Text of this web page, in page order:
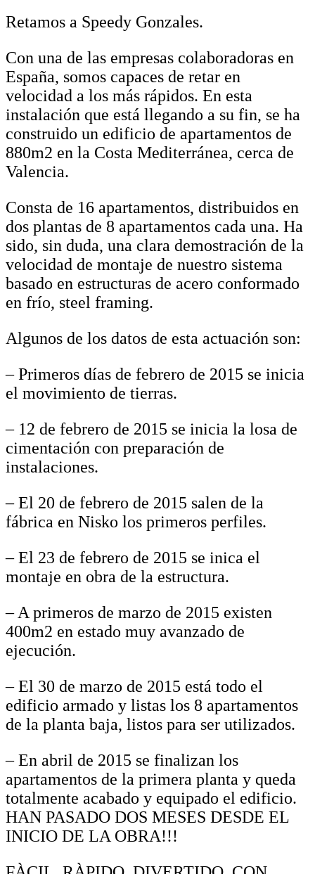
Retamos a Speedy Gonzales.
Con una de las empresas colaboradoras en
España, somos capaces de retar en
velocidad a los más rápidos. En esta
instalación que está llegando a su fin, se ha
construido un edificio de apartamentos de
880m2 en la Costa Mediterránea, cerca de
Valencia.
Consta de 16 apartamentos, distribuidos en
dos plantas de 8 apartamentos cada una. Ha
sido, sin duda, una clara demostración de la
velocidad de montaje de nuestro sistema
basado en estructuras de acero conformado
en frío, steel framing.
Algunos de los datos de esta actuación son:
– Primeros días de febrero de 2015 se inicia
el movimiento de tierras.
– 12 de febrero de 2015 se inicia la losa de
cimentación con preparación de
instalaciones.
– El 20 de febrero de 2015 salen de la
fábrica en Nisko los primeros perfiles.
– El 23 de febrero de 2015 se inica el
montaje en obra de la estructura.
– A primeros de marzo de 2015 existen
400m2 en estado muy avanzado de
ejecución.
– El 30 de marzo de 2015 está todo el
edificio armado y listas los 8 apartamentos
de la planta baja, listos para ser utilizados.
– En abril de 2015 se finalizan los
apartamentos de la primera planta y queda
totalmente acabado y equipado el edificio.
HAN PASADO DOS MESES DESDE EL
INICIO DE LA OBRA!!!